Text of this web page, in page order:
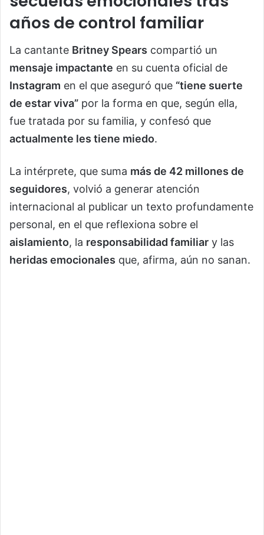
años de control familiar
La cantante Britney Spears compartió un
mensaje impactante en su cuenta oficial de
Instagram en el que aseguró que “tiene suerte
de estar viva” por la forma en que, según ella,
fue tratada por su familia, y confesó que
actualmente les tiene miedo.
La intérprete, que suma más de 42 millones de
seguidores, volvió a generar atención
internacional al publicar un texto profundamente
personal, en el que reflexiona sobre el
aislamiento, la responsabilidad familiar y las
heridas emocionales que, afirma, aún no sanan.